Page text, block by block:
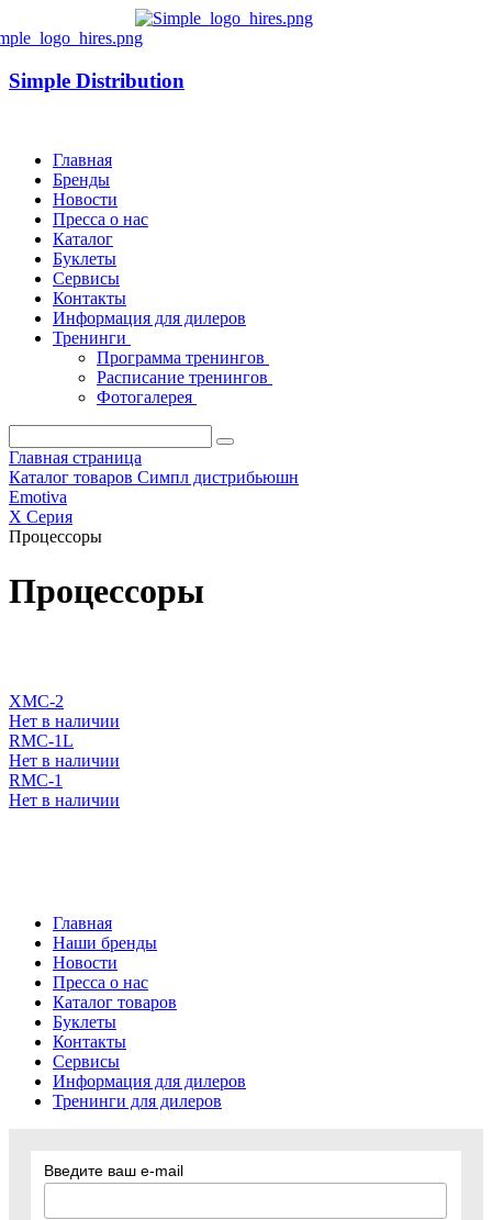
Simple Distribution
Главная
Бренды
Новости
Пресса о нас
Каталог
Буклеты
Сервисы
Контакты
Информация для дилеров
Тренинги
Программа тренингов
Расписание тренингов
Фотогалерея
Главная страница
Каталог товаров Симпл дистрибьюшн
Emotiva
X Серия
Процессоры
Процессоры
XMC-2
Нет в наличии
RMC-1L
Нет в наличии
RMC-1
Нет в наличии
Главная
Наши бренды
Новости
Пресса о нас
Каталог товаров
Буклеты
Контакты
Сервисы
Информация для дилеров
Тренинги для дилеров
Введите ваш e-mail